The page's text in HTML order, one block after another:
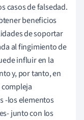
casos de falsedad.
beneficios
de soportar
al fingimiento de
influir en la
y, por tanto, en
-los elementos
junto con los